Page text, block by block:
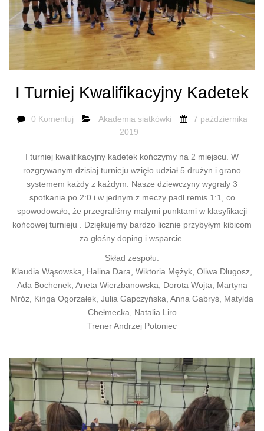
I Turniej Kwalifikacyjny Kadetek
0 Komentuj Akademia siatkówki
7 października
2019
I turniej kwalifikacyjny kadetek kończymy na 2 miejscu. W
rozgrywanym dzisiaj turnieju wzięło udział 5 drużyn i grano
systemem każdy z każdym. Nasze dziewczyny wygrały 3
spotkania po 2:0 i w jednym z meczy padł remis 1:1, co
spowodowało, że przegraliśmy małymi punktami w klasyfikacji
końcowej turnieju . Dziękujemy bardzo licznie przybyłym kibicom
za głośny doping i wsparcie.
Skład zespołu:
Klaudia Wąsowska, Halina Dara, Wiktoria Mężyk, Oliwa Długosz,
Ada Bochenek, Aneta Wierzbanowska, Dorota Wojta, Martyna
Mróz, Kinga Ogorzałek, Julia Gapczyńska, Anna Gabryś, Matylda
Chełmecka, Natalia Liro
Trener Andrzej Potoniec